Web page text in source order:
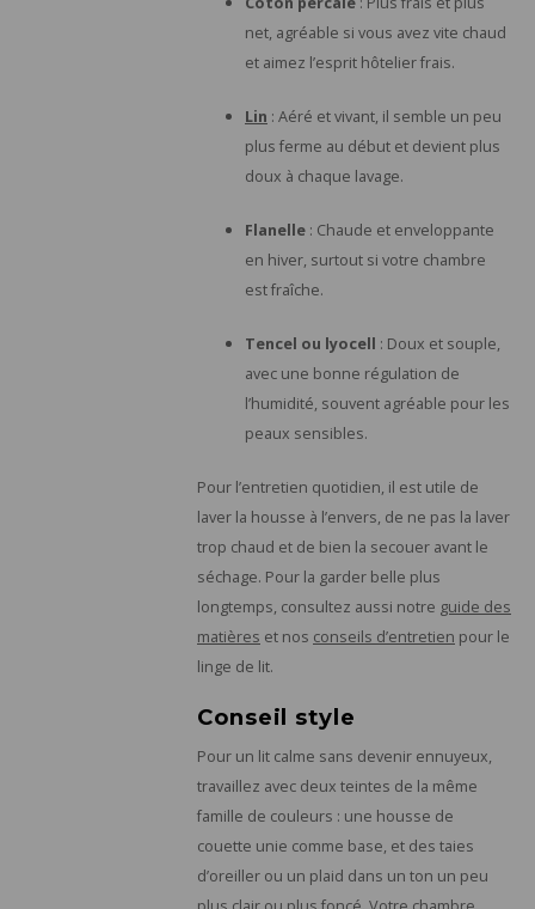
net, agréable si vous avez vite chaud
et aimez l’esprit hôtelier frais.
Lin : Aéré et vivant, il semble un peu
plus ferme au début et devient plus
doux à chaque lavage.
Flanelle : Chaude et enveloppante
en hiver, surtout si votre chambre
est fraîche.
Tencel ou lyocell : Doux et souple,
avec une bonne régulation de
l’humidité, souvent agréable pour les
peaux sensibles.
Pour l’entretien quotidien, il est utile de
laver la housse à l’envers, de ne pas la laver
trop chaud et de bien la secouer avant le
séchage. Pour la garder belle plus
longtemps, consultez aussi notre guide des
matières et nos conseils d’entretien pour le
linge de lit.
Conseil style
Pour un lit calme sans devenir ennuyeux,
travaillez avec deux teintes de la même
famille de couleurs : une housse de
couette unie comme base, et des taies
d’oreiller ou un plaid dans un ton un peu